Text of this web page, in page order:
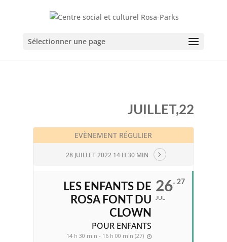
Sélectionner une page
JUILLET,22
EVÈNEMENT RÉGULIER
28 JUILLET 2022 14 H 30 MIN
26
JUL
27
LES ENFANTS DE
ROSA FONT DU
CLOWN
POUR ENFANTS
14 h 30 min - 16 h 00 min (27)